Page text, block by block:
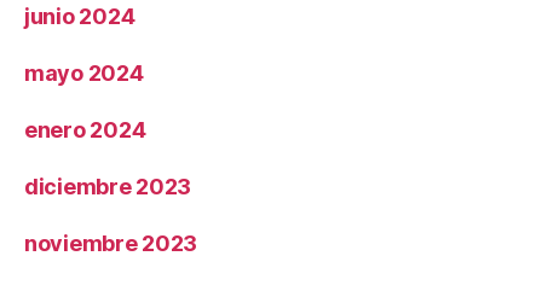
junio 2024
mayo 2024
enero 2024
diciembre 2023
noviembre 2023